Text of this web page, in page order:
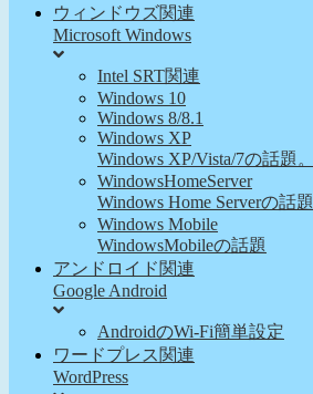
ウィンドウズ関連
Microsoft Windows
Intel SRT関連
Windows 10
Windows 8/8.1
Windows XP
Windows XP/Vista/7の話題。
WindowsHomeServer
Windows Home Serverの話題
Windows Mobile
WindowsMobileの話題
アンドロイド関連
Google Android
AndroidのWi-Fi簡単設定
ワードプレス関連
WordPress